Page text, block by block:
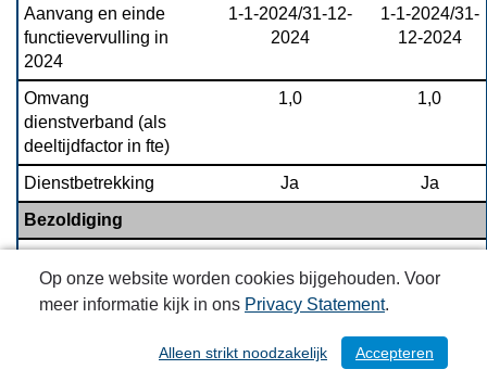
Aanvang en einde
functievervulling in
2024
1-1-2024/31-12-
2024
1-1-2024/31-
12-2024
Omvang
dienstverband (als
deeltijdfactor in fte)
1,0 1,0
Dienstbetrekking Ja
Ja
Bezoldiging
belastbare
onkostenvergoedingen
18.095
/ 230
Op onze website worden cookies bijgehouden. Voor
meer informatie kijk in ons Privacy Statement.
Accepteren
Alleen strikt noodzakelijk